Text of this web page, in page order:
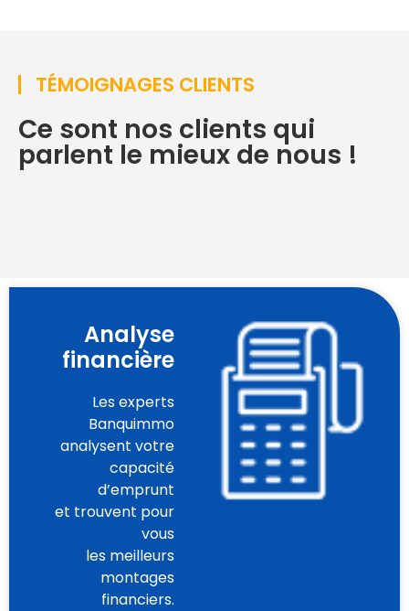
TÉMOIGNAGES CLIENTS
Ce sont nos clients qui
parlent le mieux de nous !
Analyse
financière
Les experts
Banquimmo
analysent votre
capacité
d’emprunt
et trouvent pour
vous
les meilleurs
montages
financiers.